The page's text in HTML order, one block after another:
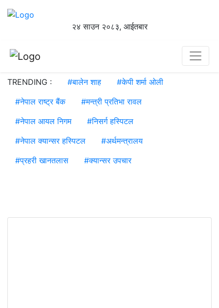
२४ साउन २०८३, आईतबार
TRENDING : #बालेन शाह #केपी शर्मा ओली
#नेपाल राष्ट्र बैंक #मन्त्री प्रतिभा रावल
#नेपाल आयल निगम #निसर्ग हस्पिटल
#नेपाल क्यान्सर हस्पिटल #अर्थमन्त्रालय
#प्रहरी खानतलास #क्यान्सर उपचार